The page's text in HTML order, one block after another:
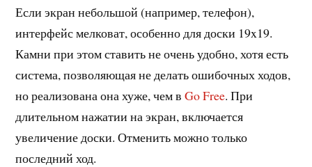
Если экран небольшой (например, телефон),
интерфейс мелковат, особенно для доски 19x19.
Камни при этом ставить не очень удобно, хотя есть
система, позволяющая не делать ошибочных ходов,
но реализована она хуже, чем вGo Free. При
длительном нажатии на экран, включается
увеличение доски. Отменить можно только
последний ход.